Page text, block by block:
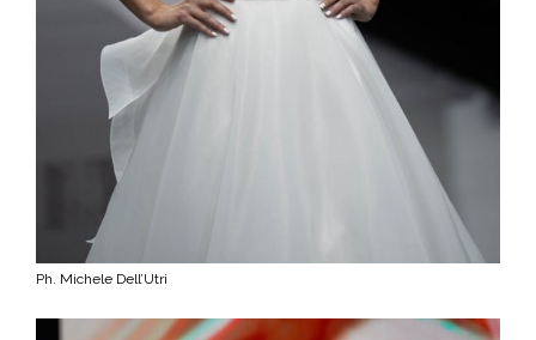
Ph. Michele Dell’Utri